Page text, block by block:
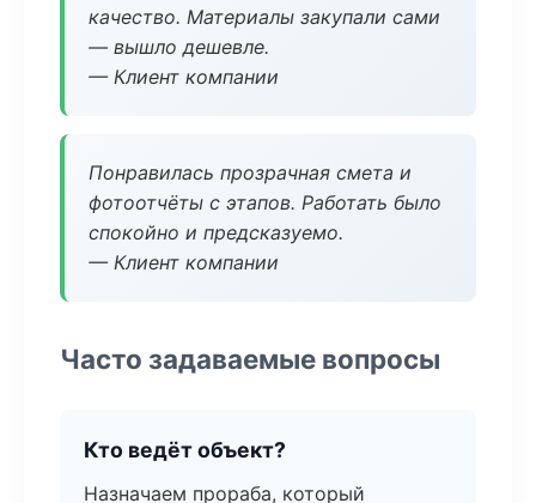
качество. Материалы закупали сами
— вышло дешевле.
— Клиент компании
Понравилась прозрачная смета и
фотоотчёты с этапов. Работать было
спокойно и предсказуемо.
— Клиент компании
Часто задаваемые вопросы
Кто ведёт объект?
Назначаем прораба, который